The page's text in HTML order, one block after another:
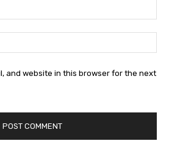
and website in this browser for the next